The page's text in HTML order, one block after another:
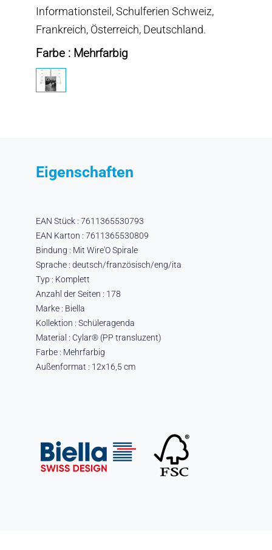
Informationsteil, Schulferien Schweiz,
Frankreich, Österreich, Deutschland.
Farbe : Mehrfarbig
Eigenschaften
EAN Stück : 7611365530793
EAN Karton : 7611365530809
Bindung : Mit Wire'O Spirale
Sprache : deutsch/französisch/eng/ita
Typ : Komplett
Anzahl der Seiten : 178
Marke : Biella
Kollektion : Schüleragenda
Material : Cylar® (PP transluzent)
Farbe : Mehrfarbig
Außenformat : 12x16,5 cm